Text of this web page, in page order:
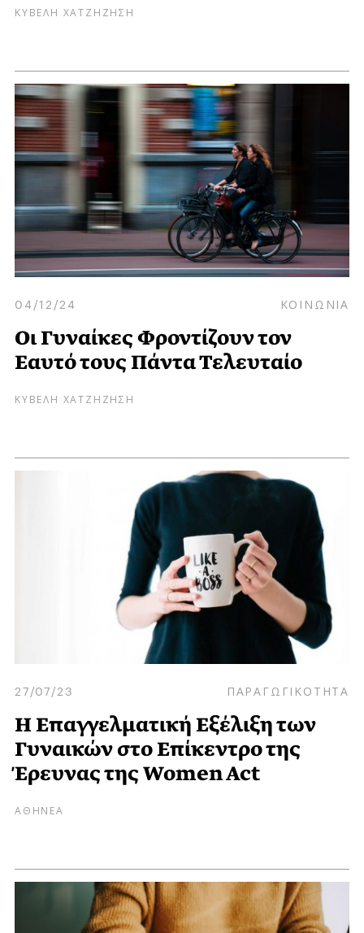
ΚΥΒΕΛΗ ΧΑΤΖΗΖΗΣΗ
04/12/24 ΚΟΙΝΩΝΙΑ
Οι Γυναίκες Φροντίζουν τον
Εαυτό τους Πάντα Τελευταίο
ΚΥΒΕΛΗ ΧΑΤΖΗΖΗΣΗ
27/07/23 ΠΑΡΑΓΩΓΙΚΟΤΗΤΑ
Η Επαγγελματική Εξέλιξη των
Γυναικών στο Επίκεντρο της
Έρευνας της Women Act
ΑΘΗΝΕΑ